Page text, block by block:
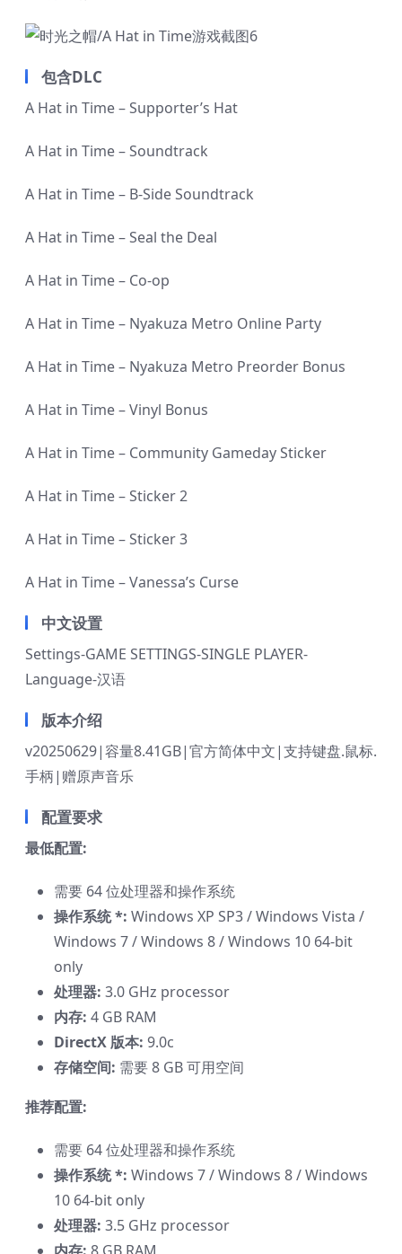
包含DLC
A Hat in Time – Supporter’s Hat
A Hat in Time – Soundtrack
A Hat in Time – B-Side Soundtrack
A Hat in Time – Seal the Deal
A Hat in Time – Co-op
A Hat in Time – Nyakuza Metro Online Party
A Hat in Time – Nyakuza Metro Preorder Bonus
A Hat in Time – Vinyl Bonus
A Hat in Time – Community Gameday Sticker
A Hat in Time – Sticker 2
A Hat in Time – Sticker 3
A Hat in Time – Vanessa’s Curse
中文设置
Settings-GAME SETTINGS-SINGLE PLAYER-
Language-汉语
版本介绍
v20250629|容量8.41GB|官方简体中文|支持键盘.鼠标.
手柄|赠原声音乐
配置要求
最低配置:
需要 64 位处理器和操作系统
操作系统 *: Windows XP SP3 / Windows Vista /
Windows 7 / Windows 8 / Windows 10 64-bit
only
处理器: 3.0 GHz processor
内存: 4 GB RAM
DirectX 版本: 9.0c
存储空间: 需要 8 GB 可用空间
推荐配置:
需要 64 位处理器和操作系统
操作系统 *: Windows 7 / Windows 8 / Windows
10 64-bit only
处理器: 3.5 GHz processor